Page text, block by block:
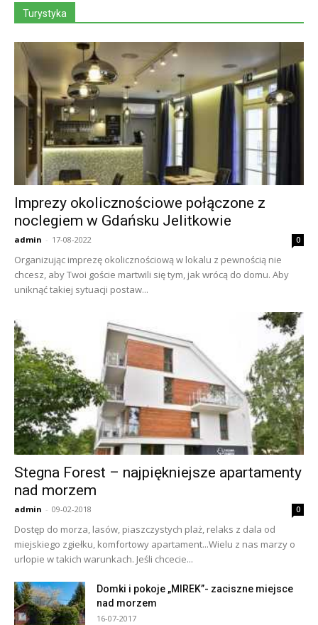
Turystyka
Imprezy okolicznościowe połączone z
noclegiem w Gdańsku Jelitkowie
admin - 17-08-2022 0
Organizując imprezę okolicznościową w lokalu z pewnością nie
chcesz, aby Twoi goście martwili się tym, jak wrócą do domu. Aby
uniknąć takiej sytuacji postaw...
Stegna Forest – najpiękniejsze apartamenty
nad morzem
admin - 09-02-2018 0
Dostęp do morza, lasów, piaszczystych plaż, relaks z dala od
miejskiego zgiełku, komfortowy apartament...Wielu z nas marzy o
urlopie w takich warunkach. Jeśli chcecie...
Domki i pokoje „MIREK”- zaciszne miejsce
nad morzem
16-07-2017